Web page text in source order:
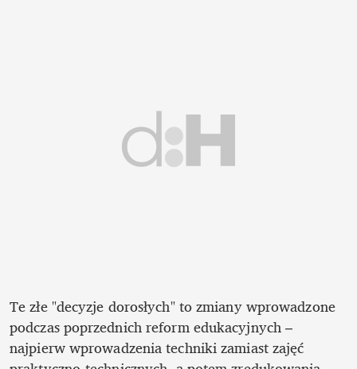
Te złe "decyzje dorosłych" to zmiany wprowadzone
podczas poprzednich reform edukacyjnych –
najpierw wprowadzenia techniki zamiast zajęć